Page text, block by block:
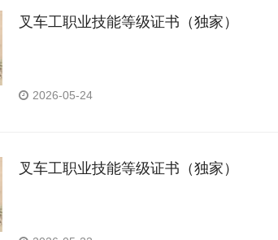
叉车工职业技能等级证书（独家）
2026-05-24
叉车工职业技能等级证书（独家）